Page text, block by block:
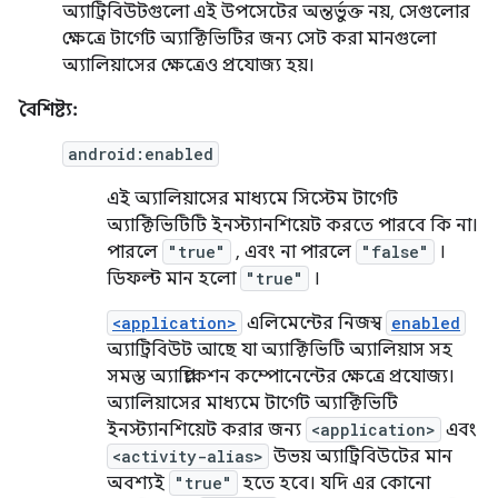
অ্যাট্রিবিউটগুলো এই উপসেটের অন্তর্ভুক্ত নয়, সেগুলোর
ক্ষেত্রে টার্গেট অ্যাক্টিভিটির জন্য সেট করা মানগুলো
অ্যালিয়াসের ক্ষেত্রেও প্রযোজ্য হয়।
বৈশিষ্ট্য:
android:enabled
এই অ্যালিয়াসের মাধ্যমে সিস্টেম টার্গেট
অ্যাক্টিভিটিটি ইনস্ট্যানশিয়েট করতে পারবে কি না।
পারলে "true" , এবং না পারলে "false"
।
ডিফল্ট মান হলো "true" ।
<application> এলিমেন্টের নিজস্ব enabled
অ্যাট্রিবিউট আছে যা অ্যাক্টিভিটি অ্যালিয়াস সহ
সমস্ত অ্যাপ্লিকেশন কম্পোনেন্টের ক্ষেত্রে প্রযোজ্য।
অ্যালিয়াসের মাধ্যমে টার্গেট অ্যাক্টিভিটি
ইনস্ট্যানশিয়েট করার জন্য <application> এবং
<activity-alias> উভয় অ্যাট্রিবিউটের মান
অবশ্যই "true"
হতে হবে। যদি এর কোনো